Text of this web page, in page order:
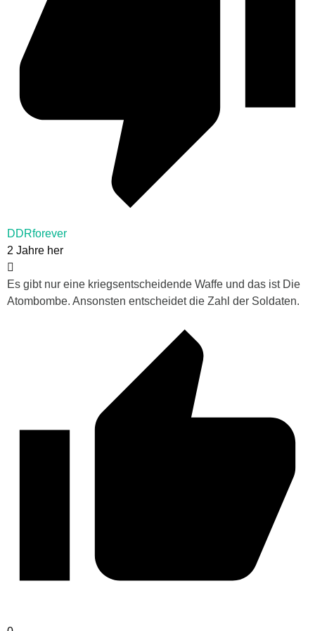
DDRforever
2 Jahre her
Es gibt nur eine kriegsentscheidende Waffe und das ist Die
Atombombe. Ansonsten entscheidet die Zahl der Soldaten.